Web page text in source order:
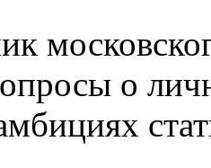
о